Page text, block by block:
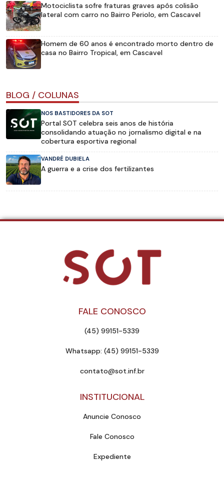
Motociclista sofre fraturas graves após colisão
lateral com carro no Bairro Periolo, em Cascavel
Homem de 60 anos é encontrado morto dentro de
casa no Bairro Tropical, em Cascavel
BLOG / COLUNAS
NOS BASTIDORES DA SOT
Portal SOT celebra seis anos de história
consolidando atuação no jornalismo digital e na
cobertura esportiva regional
VANDRÉ DUBIELA
A guerra e a crise dos fertilizantes
FALE CONOSCO
(45) 99151-5339
Whatsapp: (45) 99151-5339
contato@sot.inf.br
INSTITUCIONAL
Anuncie Conosco
Fale Conosco
Expediente